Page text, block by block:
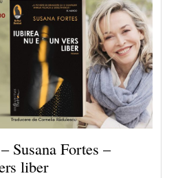
Susana Fortes –
liber